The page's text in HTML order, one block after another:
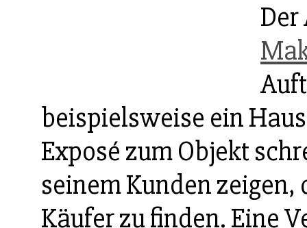
beispielsweise ein
Exposé zum Objekt
seinem Kunden
Käufer zu finden. Eine